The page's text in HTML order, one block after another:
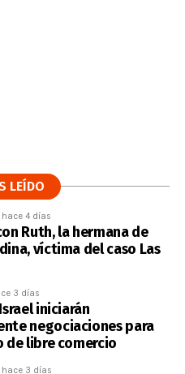
LEÍDO
hace 4 días
Ruth, la hermana de
víctima del caso Las
3 días
iniciarán
negociaciones para
de libre comercio
hace 3 días